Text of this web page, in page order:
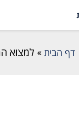
דף הבית » למצוא